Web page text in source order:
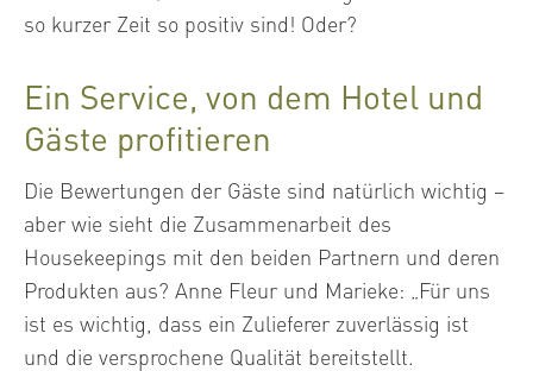
so kurzer Zeit so positiv sind! Oder?
Ein Service, von dem Hotel und
Gäste profitieren
Die Bewertungen der Gäste sind natürlich wichtig –
aber wie sieht die Zusammenarbeit des
Housekeepings mit den beiden Partnern und deren
Produkten aus? Anne Fleur und Marieke: „Für uns
ist es wichtig, dass ein Zulieferer zuverlässig ist
und die versprochene Qualität bereitstellt.